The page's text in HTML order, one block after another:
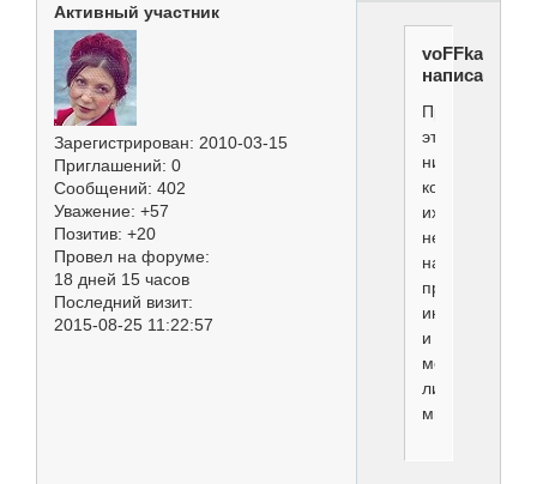
Активный участник
Зарегистрирован: 2010-03-15
Приглашений: 0
Сообщений: 402
Уважение: +57
Позитив: +20
Провел на форуме:
18 дней 15 часов
Последний визит:
2015-08-25 11:22:57
voFFka
написал(а):
При
этом
ни
кому
их
не
навязывал,
просто
информация
и
моё
личное
мнение.